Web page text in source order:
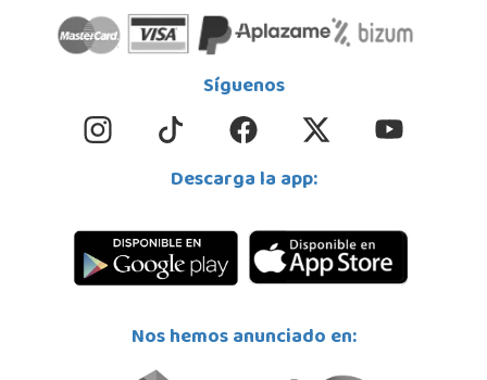
Síguenos
Descarga la app:
Nos hemos anunciado en: